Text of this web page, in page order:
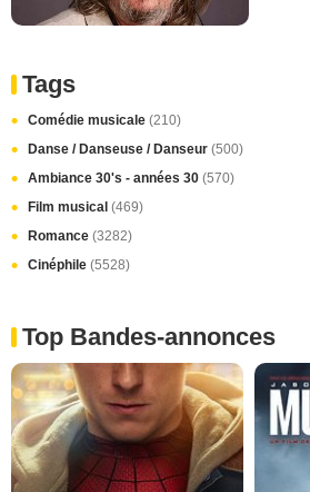
Tags
Comédie musicale (210)
Danse / Danseuse / Danseur (500)
Ambiance 30's - années 30 (570)
Film musical (469)
Romance (3282)
Cinéphile (5528)
Top Bandes-annonces